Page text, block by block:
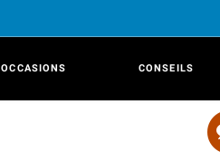
OCCASIONS CONSEILS